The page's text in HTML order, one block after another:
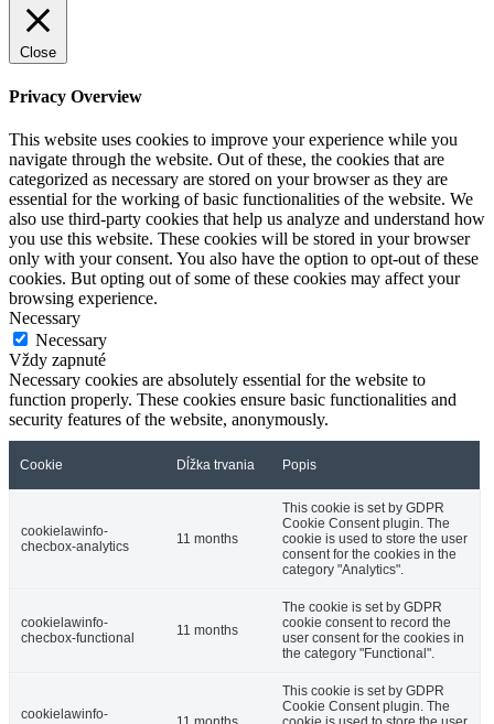
Close
Privacy Overview
This website uses cookies to improve your experience while you
navigate through the website. Out of these, the cookies that are
categorized as necessary are stored on your browser as they are
essential for the working of basic functionalities of the website. We
also use third-party cookies that help us analyze and understand how
you use this website. These cookies will be stored in your browser
only with your consent. You also have the option to opt-out of these
cookies. But opting out of some of these cookies may affect your
browsing experience.
Necessary
Necessary
Vždy zapnuté
Necessary cookies are absolutely essential for the website to
function properly. These cookies ensure basic functionalities and
security features of the website, anonymously.
Cookie Dĺžka trvania Popis
cookielawinfo-
checbox-analytics
11 months
This cookie is set by GDPR
Cookie Consent plugin. The
cookie is used to store the user
consent for the cookies in the
category "Analytics".
cookielawinfo-
checbox-functional
11 months
The cookie is set by GDPR
cookie consent to record the
user consent for the cookies in
the category "Functional".
cookielawinfo-
This cookie is set by GDPR
Cookie Consent plugin. The